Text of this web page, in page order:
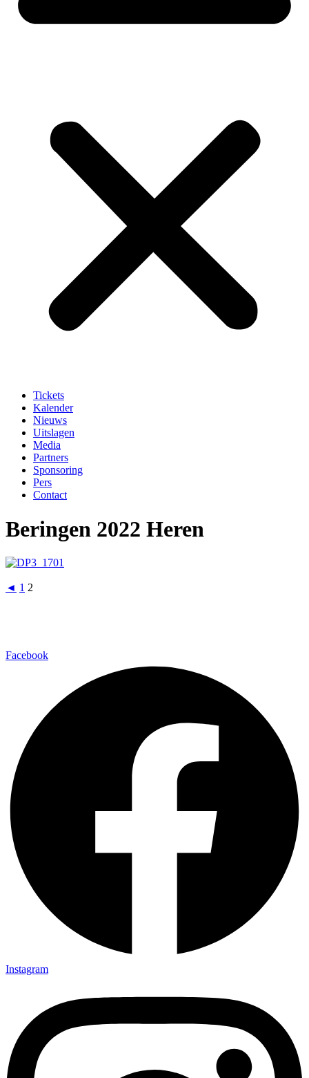
Tickets
Kalender
Nieuws
Uitslagen
Media
Partners
Sponsoring
Pers
Contact
Beringen 2022 Heren
◄ 1 2
Facebook
Instagram